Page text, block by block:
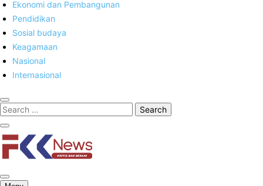
Ekonomi dan Pembangunan
Pendidikan
Sosial budaya
Keagamaan
Nasional
Internasional
FKK News